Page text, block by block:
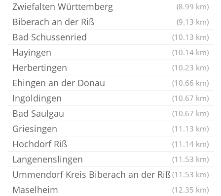
Zwiefalten Württemberg (8.99 km)
Biberach an der Riß (9.13 km)
Bad Schussenried (10.13 km)
Hayingen (10.14 km)
Herbertingen (10.23 km)
Ehingen an der Donau (10.66 km)
Ingoldingen (10.67 km)
Bad Saulgau (10.67 km)
Griesingen (11.13 km)
Hochdorf Riß (11.14 km)
Langenenslingen (11.53 km)
Ummendorf Kreis Biberach an der Riß(11.53 km)
Maselheim (12.35 km)